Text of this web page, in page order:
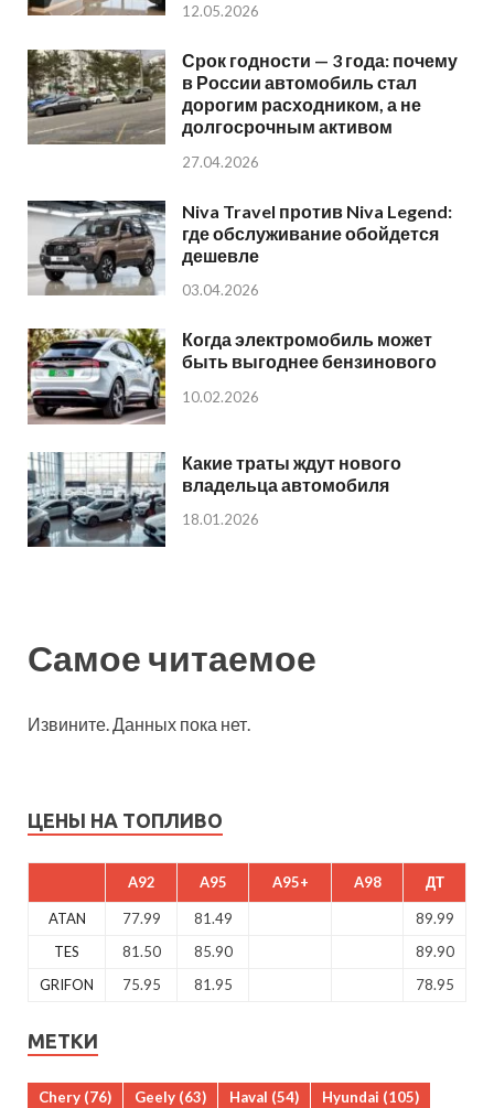
12.05.2026
Срок годности — 3 года: почему
в России автомобиль стал
дорогим расходником, а не
долгосрочным активом
27.04.2026
Niva Travel против Niva Legend:
где обслуживание обойдется
дешевле
03.04.2026
Когда электромобиль может
быть выгоднее бензинового
10.02.2026
Какие траты ждут нового
владельца автомобиля
18.01.2026
Самое читаемое
Извините. Данных пока нет.
ЦЕНЫ НА ТОПЛИВО
A92 A95 A95+ A98 ДТ
ATAN 77.99 81.49
89.99
TES
81.50 85.90
89.90
GRIFON
75.95 81.95 78.95
МЕТКИ
Chery (76) Geely (63) Haval (54) Hyundai (105)